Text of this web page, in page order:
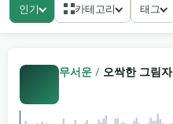
인기 카테고리 태그
무서운 / 오싹한 그림자